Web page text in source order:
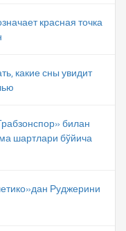
красная точка
какие сны увидит
билан
шартлари бўйича
Руджерини